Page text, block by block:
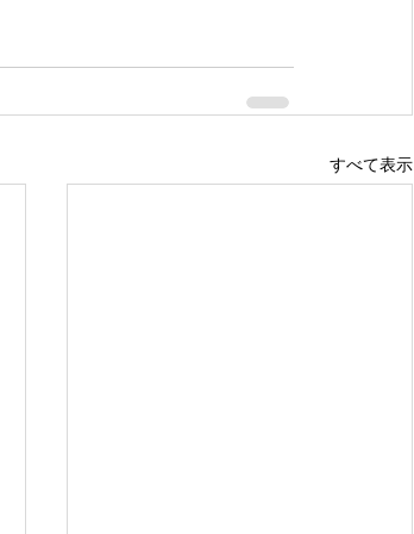
すべて表示